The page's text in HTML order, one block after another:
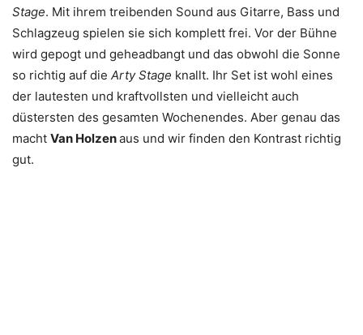
Stage. Mit ihrem treibenden Sound aus Gitarre, Bass und
Schlagzeug spielen sie sich komplett frei. Vor der Bühne
wird gepogt und geheadbangt und das obwohl die Sonne
so richtig auf die Arty Stage knallt. Ihr Set ist wohl eines
der lautesten und kraftvollsten und vielleicht auch
düstersten des gesamten Wochenendes. Aber genau das
macht Van Holzenaus und wir finden den Kontrast richtig
gut.